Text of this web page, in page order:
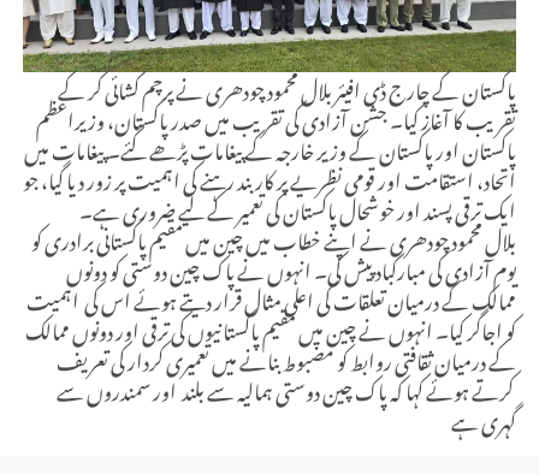
پاکستان کے چارج ڈی افیئر بلال محمود چودھری نے پرچم کشائی کر کے
تقریب کا آغاز کیا۔ جشن آزادی کی تقریب میں صدر پاکستان، وزیراعظم
پاکستان اورپاکستان کے وزیر خارجہ کے پیغامات پڑھے گئے۔ پیغامات میں
اتحاد، استقامت اور قومی نظریے پر کاربند رہنے کی اہمیت پر زور دیا گیا، جو
ایک ترقی پسند اور خوشحال پاکستان کی تعمیر کے لیے ضروری ہے۔
بلال محمود چودھری نے اپنے خطاب میں چین میں مقیم پاکستانی برادری کو
یوم آزادی کی مبارکباد پیش کی۔ انہوں نے پاک چین دوستی کو دونوں
ممالک کے درمیان تعلقات کی اعلی مثال قرار دیتے ہوئے اس کی اہمیت
کو اجاگر کیا۔ انہوں نے چین میں مقیم پاکستانیوں کی ترقی اور دونوں ممالک
کے درمیان ثقافتی روابط کو مضبوط بنانے میں تعمیری کردار کی تعریف
کرتے ہوئے کہا کہ پاک چین دوستی ہمالیہ سے بلند اور سمندروں سے
گہری ہے